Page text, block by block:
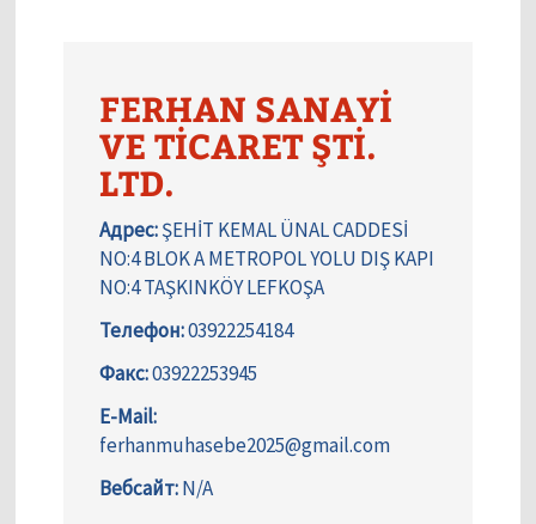
FERHAN SANAYİ
VE TİCARET ŞTİ.
LTD.
Адрес:ŞEHİT KEMAL ÜNAL CADDESİ
NO:4 BLOK A METROPOL YOLU DIŞ KAPI
NO:4 TAŞKINKÖY LEFKOŞA
Телефон:03922254184
Факс:03922253945
E-Mail:
ferhanmuhasebe2025@gmail.com
Вебсайт:N/A